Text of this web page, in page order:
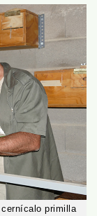
primilla